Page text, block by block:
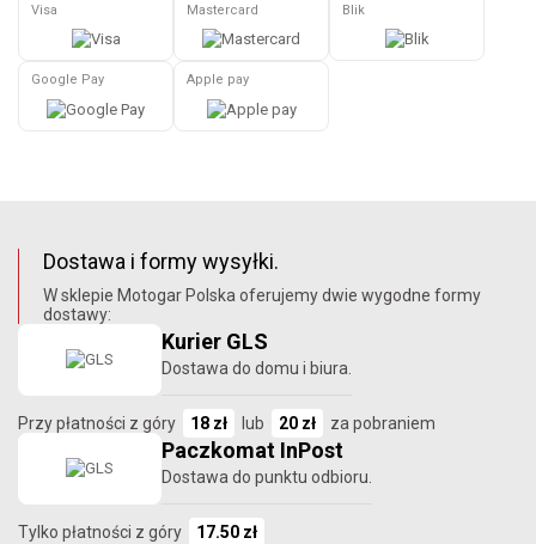
Visa Mastercard Blik
Google Pay Apple pay
Dostawa i formy wysyłki.
W sklepie Motogar Polska oferujemy dwie wygodne formy
dostawy:
Kurier GLS
Dostawa do domu i biura.
Przy płatności z góry 18 zł lub 20 zł za pobraniem
Paczkomat InPost
Dostawa do punktu odbioru.
Tylko płatności z góry 17.50 zł